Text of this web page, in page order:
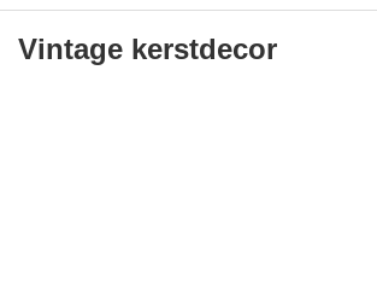
Vintage kerstdecor
Vintage kerstdecor